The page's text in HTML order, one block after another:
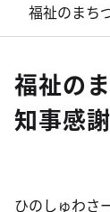
福祉のまち
福祉の
知事感
ひのしゅわさ